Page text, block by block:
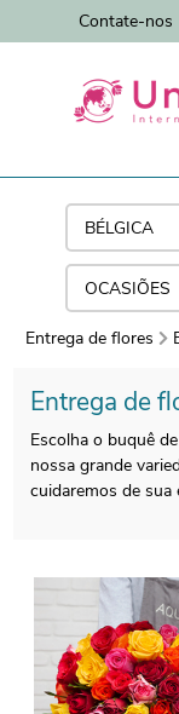
Contate-nos
Entrega de flores
Entrega de
Escolha o buquê
nossa grande
cuidaremos de sua
que as flores
certeza que o
exatamente igual
que é o mesmo,
você por e-mail.